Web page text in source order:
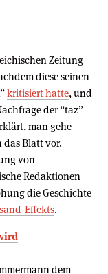
Zeitung
diese seinen
kritisiert hatte, und
der “taz”
man gehe
Blatt vor.
von
Redaktionen
die Geschichte
Effekts.
dem